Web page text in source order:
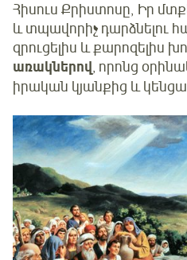
Հիսուս Քրիստոսը, Իր
և տպավորիչ դարձնելու
զրուցելիս և քարոզելիս
առակներով, որոնց
իրական կյանքից և